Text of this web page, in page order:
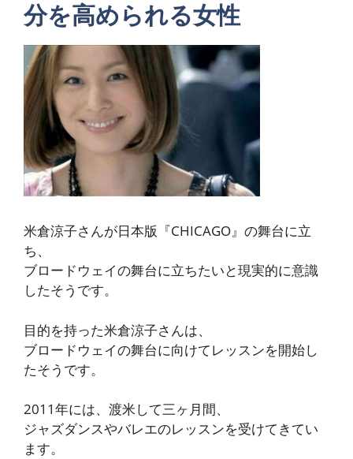
分を高められる女性
米倉涼子さんが日本版『CHICAGO』の舞台に立
ち、
ブロードウェイの舞台に立ちたいと現実的に意識
したそうです。
目的を持った米倉涼子さんは、
ブロードウェイの舞台に向けてレッスンを開始し
たそうです。
2011年には、渡米して三ヶ月間、
ジャズダンスやバレエのレッスンを受けてきてい
ます。